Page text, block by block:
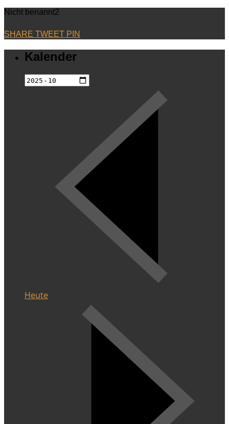
Nicht benannt2
SHARE TWEET PIN
Kalender
Heute